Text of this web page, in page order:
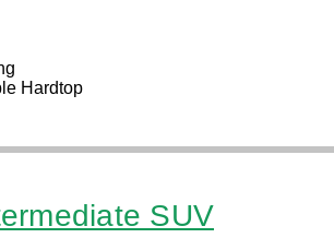
Hardtop
SUV